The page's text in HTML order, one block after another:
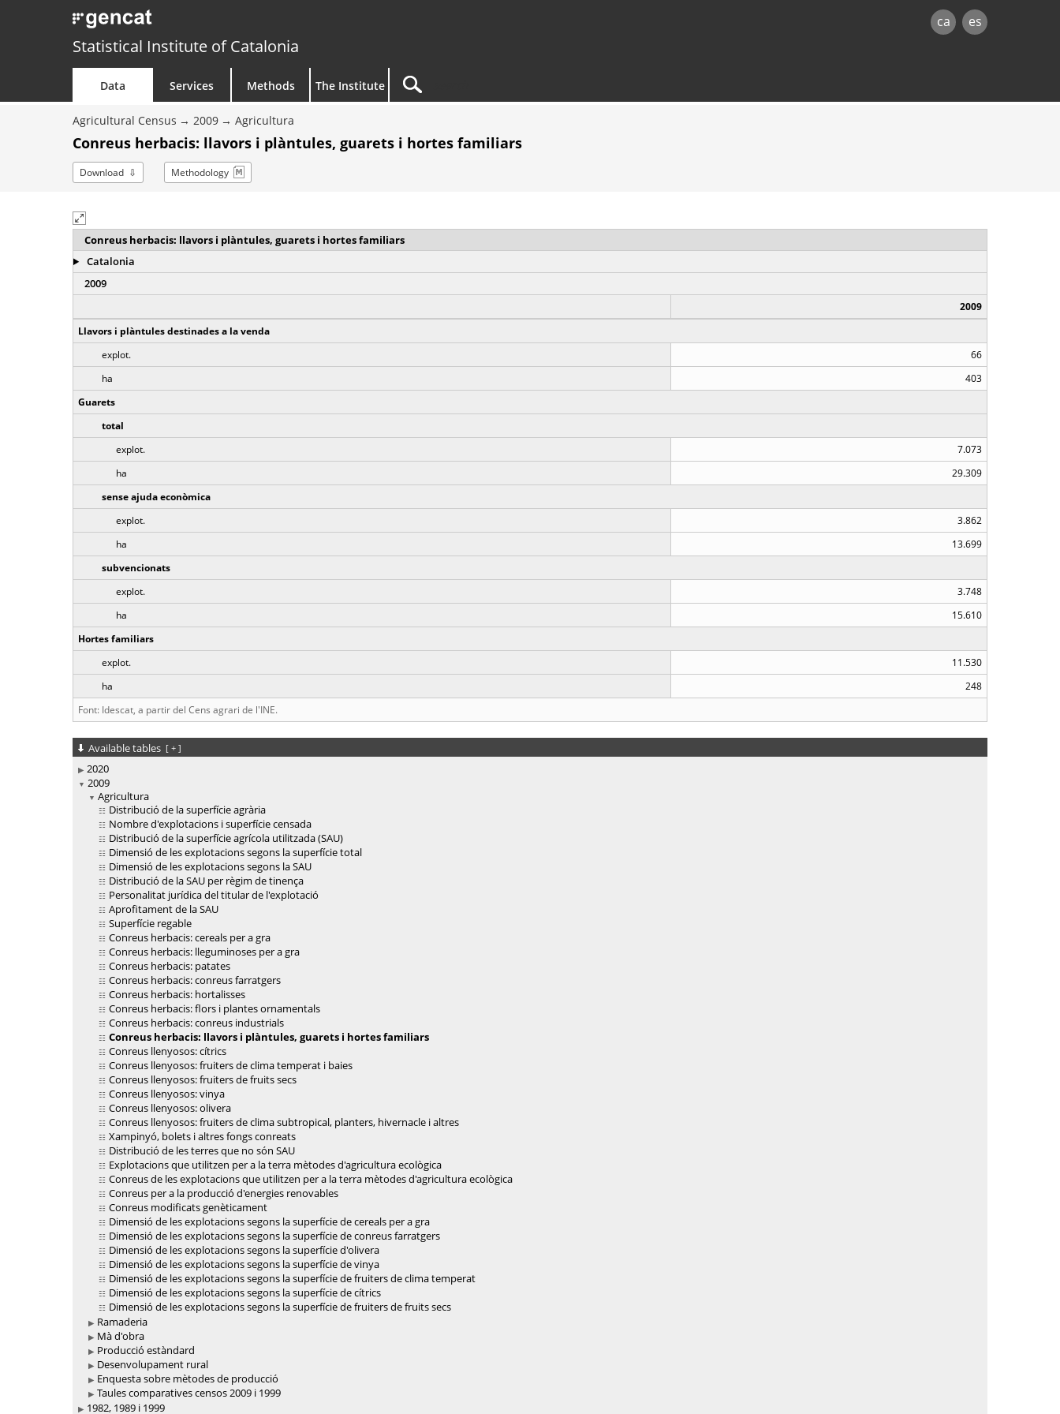
ca es
Statistical Institute of Catalonia
Data Services Methods The Institute
Agricultural Census 2009 Agricultura
Conreus herbacis: llavors i plàntules, guarets i hortes familiars
Download Methodology
Conreus herbacis: llavors i plàntules, guarets i hortes familiars
Catalonia
2009
2009
Llavors i plàntules destinades a la venda
explot.
66
ha
403
Guarets
total
explot.
7.073
ha
29.309
sense ajuda econòmica
explot.
3.862
ha
13.699
subvencionats
explot.
3.748
ha
15.610
Hortes familiars
explot.
11.530
ha
248
Font: Idescat, a partir del Cens agrari de l'INE.
Available tables [ + ]
2020
2009
Agricultura
Distribució de la superfície agrària
Nombre d'explotacions i superfície censada
Distribució de la superfície agrícola utilitzada (SAU)
Dimensió de les explotacions segons la superfície total
Dimensió de les explotacions segons la SAU
Distribució de la SAU per règim de tinença
Personalitat jurídica del titular de l'explotació
Aprofitament de la SAU
Superfície regable
Conreus herbacis: cereals per a gra
Conreus herbacis: lleguminoses per a gra
Conreus herbacis: patates
Conreus herbacis: conreus farratgers
Conreus herbacis: hortalisses
Conreus herbacis: flors i plantes ornamentals
Conreus herbacis: conreus industrials
Conreus herbacis: llavors i plàntules, guarets i hortes familiars
Conreus llenyosos: cítrics
Conreus llenyosos: fruiters de clima temperat i baies
Conreus llenyosos: fruiters de fruits secs
Conreus llenyosos: vinya
Conreus llenyosos: olivera
Conreus llenyosos: fruiters de clima subtropical, planters, hivernacle i altres
Xampinyó, bolets i altres fongs conreats
Distribució de les terres que no són SAU
Explotacions que utilitzen per a la terra mètodes d'agricultura ecològica
Conreus de les explotacions que utilitzen per a la terra mètodes d'agricultura ecològica
Conreus per a la producció d'energies renovables
Conreus modificats genèticament
Dimensió de les explotacions segons la superfície de cereals per a gra
Dimensió de les explotacions segons la superfície de conreus farratgers
Dimensió de les explotacions segons la superfície d'olivera
Dimensió de les explotacions segons la superfície de vinya
Dimensió de les explotacions segons la superfície de fruiters de clima temperat
Dimensió de les explotacions segons la superfície de cítrics
Dimensió de les explotacions segons la superfície de fruiters de fruits secs
Ramaderia
Mà d'obra
Producció estàndard
Desenvolupament rural
Enquesta sobre mètodes de producció
Taules comparatives censos 2009 i 1999
1982, 1989 i 1999